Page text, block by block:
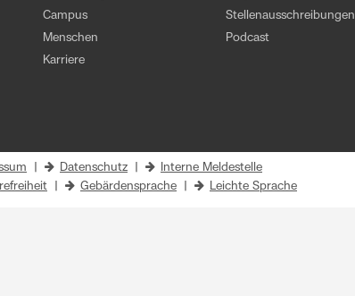
Campus
Menschen
Karriere
Stellenausschreibungen
Podcast
Datenschutz
Interne Meldestelle
Gebärdensprache Leichte Sprache